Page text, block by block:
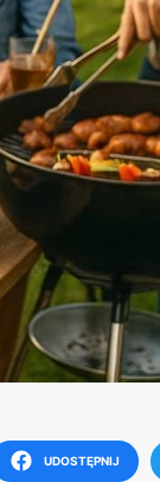
UDOSTĘPNIJ